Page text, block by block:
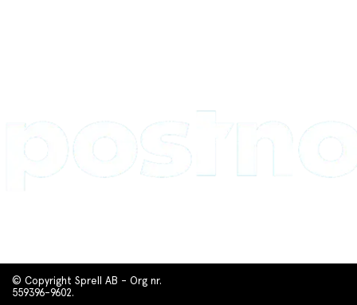
© Copyright Sprell AB - Org nr.
559396-9602.